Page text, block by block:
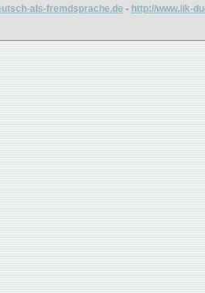
als-fremdsprache.de - http://www.iik-